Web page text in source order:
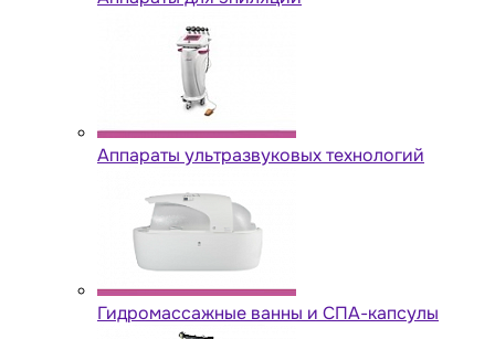
Аппараты ультразвуковых технологий
Гидромассажные ванны и СПА-капсулы